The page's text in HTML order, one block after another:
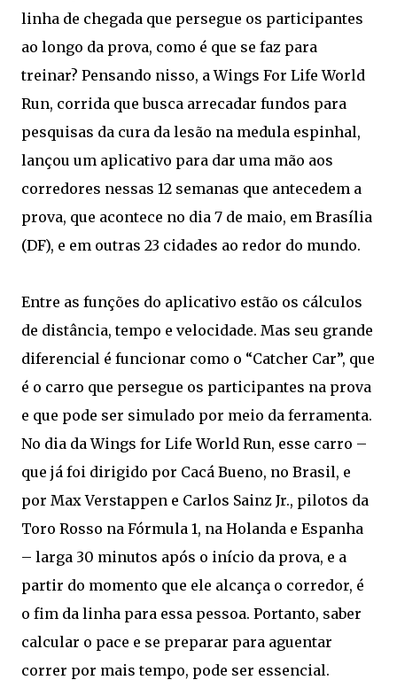
linha de chegada que persegue os participantes
ao longo da prova, como é que se faz para
treinar? Pensando nisso, a Wings For Life World
Run, corrida que busca arrecadar fundos para
pesquisas da cura da lesão na medula espinhal,
lançou um aplicativo para dar uma mão aos
corredores nessas 12 semanas que antecedem a
prova, que acontece no dia 7 de maio, em Brasília
(DF), e em outras 23 cidades ao redor do mundo.
Entre as funções do aplicativo estão os cálculos
de distância, tempo e velocidade. Mas seu grande
diferencial é funcionar como o “Catcher Car”, que
é o carro que persegue os participantes na prova
e que pode ser simulado por meio da ferramenta.
No dia da Wings for Life World Run, esse carro –
que já foi dirigido por Cacá Bueno, no Brasil, e
por Max Verstappen e Carlos Sainz Jr., pilotos da
Toro Rosso na Fórmula 1, na Holanda e Espanha
– larga 30 minutos após o início da prova, e a
partir do momento que ele alcança o corredor, é
o fim da linha para essa pessoa. Portanto, saber
calcular o pace e se preparar para aguentar
correr por mais tempo, pode ser essencial.